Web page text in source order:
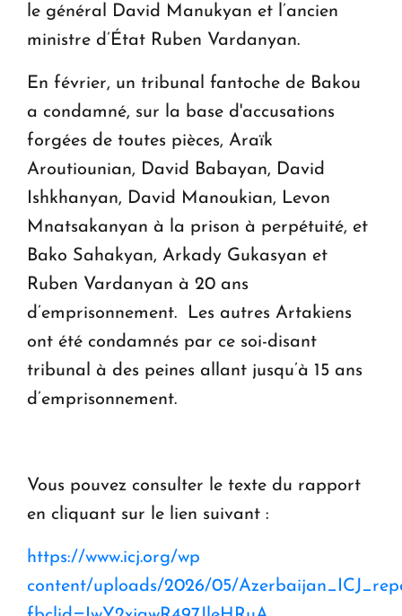
le général David Manukyan et l’ancien
ministre d’État Ruben Vardanyan.
En février, un tribunal fantoche de Bakou
a condamné, sur la base d'accusations
forgées de toutes pièces, Araïk
Aroutiounian, David Babayan, David
Ishkhanyan, David Manoukian, Levon
Mnatsakanyan à la prison à perpétuité, et
Bako Sahakyan, Arkady Gukasyan et
Ruben Vardanyan à 20 ans
d’emprisonnement. Les autres Artakiens
ont été condamnés par ce soi-disant
tribunal à des peines allant jusqu’à 15 ans
d’emprisonnement.
Vous pouvez consulter le texte du rapport
en cliquant sur le lien suivant :
https://www.icj.org/wp
content/uploads/2026/05/